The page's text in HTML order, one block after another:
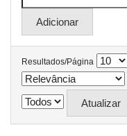
Resultados/Página